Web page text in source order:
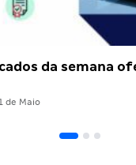
da semana
de Maio